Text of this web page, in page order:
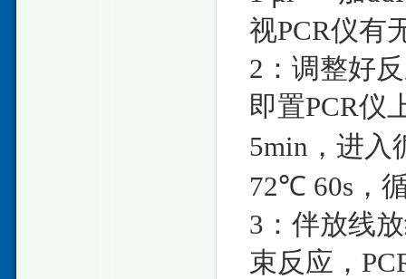
视PCR仪有
2：调整好
即置PCR仪
5min，进
72℃ 60s，
3：伴放线
束反应，